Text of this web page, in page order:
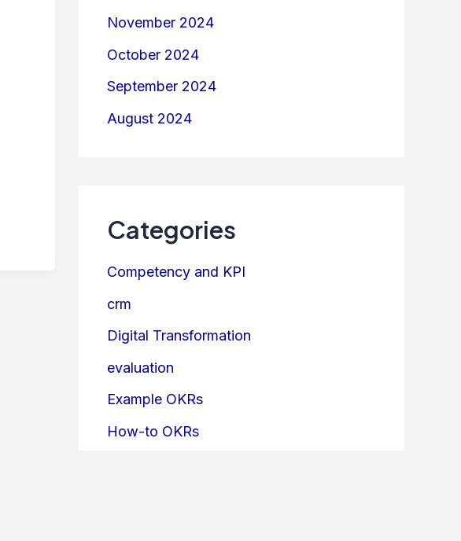
November 2024
October 2024
September 2024
August 2024
Categories
Competency and KPI
crm
Digital Transformation
evaluation
Example OKRs
How-to OKRs